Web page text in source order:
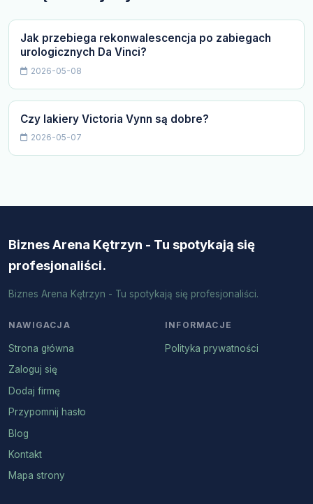
Jak przebiega rekonwalescencja po zabiegach
urologicznych Da Vinci?
2026-05-08
Czy lakiery Victoria Vynn są dobre?
2026-05-07
Biznes Arena Kętrzyn - Tu spotykają się
profesjonaliści.
Biznes Arena Kętrzyn - Tu spotykają się profesjonaliści.
NAWIGACJA
Strona główna
Zaloguj się
Dodaj firmę
Przypomnij hasło
Blog
Kontakt
Mapa strony
INFORMACJE
Polityka prywatności